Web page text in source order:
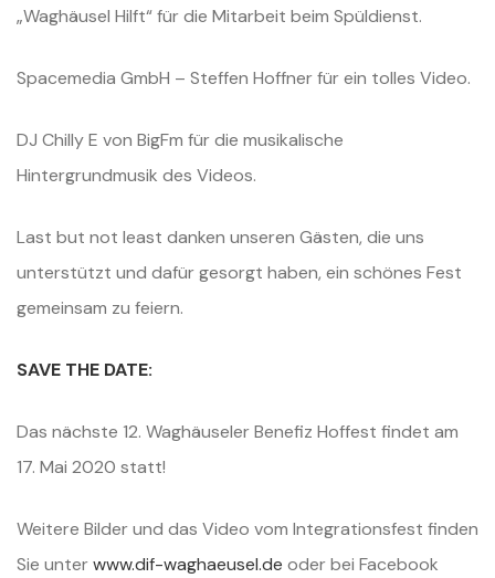
„Waghäusel Hilft“ für die Mitarbeit beim Spüldienst.
Spacemedia GmbH – Steffen Hoffner für ein tolles Video.
DJ Chilly E von BigFm für die musikalische
Hintergrundmusik des Videos.
Last but not least danken unseren Gästen, die uns
unterstützt und dafür gesorgt haben, ein schönes Fest
gemeinsam zu feiern.
SAVE THE DATE:
Das nächste 12. Waghäuseler Benefiz Hoffest findet am
17. Mai 2020 statt!
Weitere Bilder und das Video vom Integrationsfest finden
Sie unterwww.dif-waghaeusel.de oder bei Facebook